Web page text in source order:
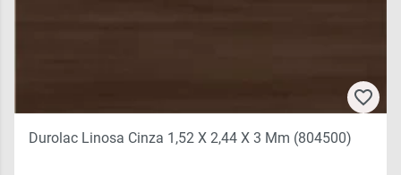
Durolac Linosa Cinza 1,52 X 2,44 X 3 Mm (804500)